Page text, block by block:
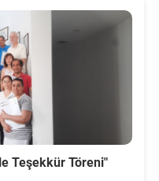
Teşekkür Töreni"